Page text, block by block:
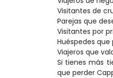
Visitantes de
Parejas que
Visitantes por
Huéspedes
Viajeros que
Si tienes más
que perder